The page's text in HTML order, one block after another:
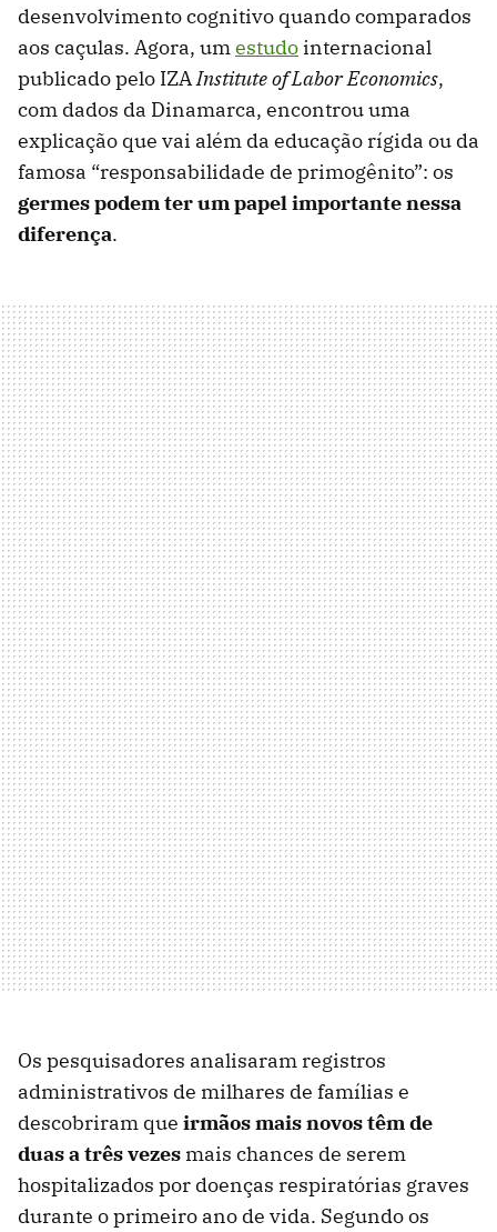
desenvolvimento cognitivo quando comparados
aos caçulas. Agora, umestudo internacional
publicado pelo IZAInstitute of Labor Economics,
com dados da Dinamarca, encontrou uma
explicação que vai além da educação rígida ou da
famosa “responsabilidade de primogênito”: os
germes podem ter um papel importante nessa
diferença.
Os pesquisadores analisaram registros
administrativos de milhares de famílias e
descobriram que irmãos mais novos têm de
duas a três vezes mais chances de serem
hospitalizados por doenças respiratórias graves
durante o primeiro ano de vida. Segundo os